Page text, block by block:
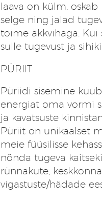
laava on külm,
selge ning jalad
toime äkkvihaga.
sulle tugevust ja
PÜRIIT
Püriidi sisemine
energiat oma vormi
ja kavatsuste
Püriit on unikaalset
meie füüsilisse
nõnda tugeva
rünnakute,
vigastuste/hädade